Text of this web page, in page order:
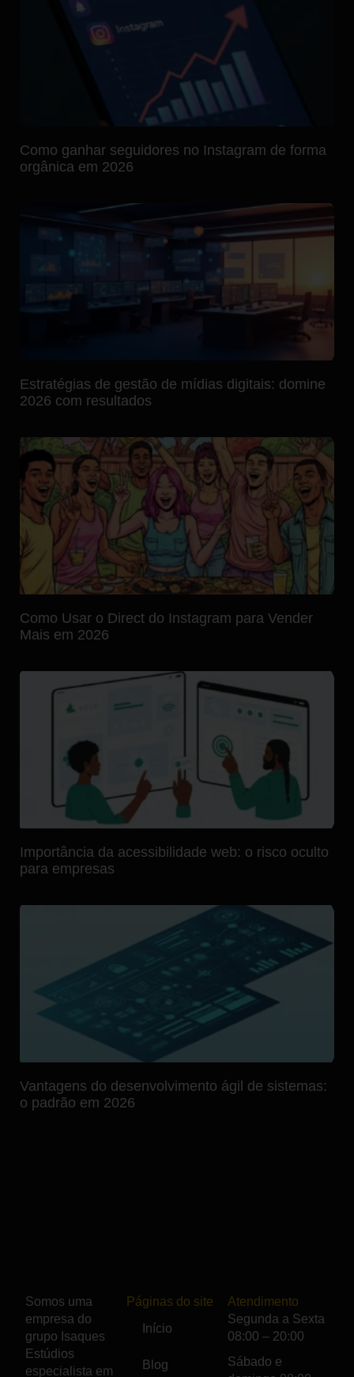
Como ganhar seguidores no Instagram de forma
orgânica em 2026
Estratégias de gestão de mídias digitais: domine
2026 com resultados
Como Usar o Direct do Instagram para Vender
Mais em 2026
Importância da acessibilidade web: o risco oculto
para empresas
Vantagens do desenvolvimento ágil de sistemas:
o padrão em 2026
Somos uma
empresa do
grupo Isaques
Estúdios
especialista em
Páginas do site
Início
Blog
Atendimento
Segunda a Sexta
08:00 – 20:00
Sábado e